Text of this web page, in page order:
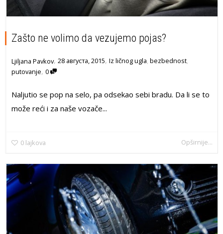
Zašto ne volimo da vezujemo pojas?
Ljiljana Pavkov, 28 августа, 2015, Iz ličnog ugla bezbednost
putovanje, 0
Naljutio se pop na selo, pa odsekao sebi bradu. Da li se to
može reći i za naše vozače...
0 lajkova Opširnije...